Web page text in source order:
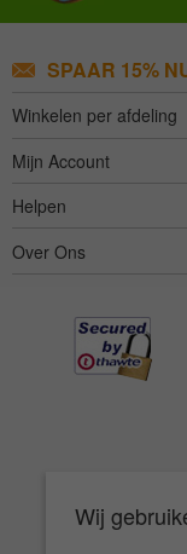
Wij
SPAAR 15%
Winkelen per afdeling
Mijn Account
Helpen
Over Ons